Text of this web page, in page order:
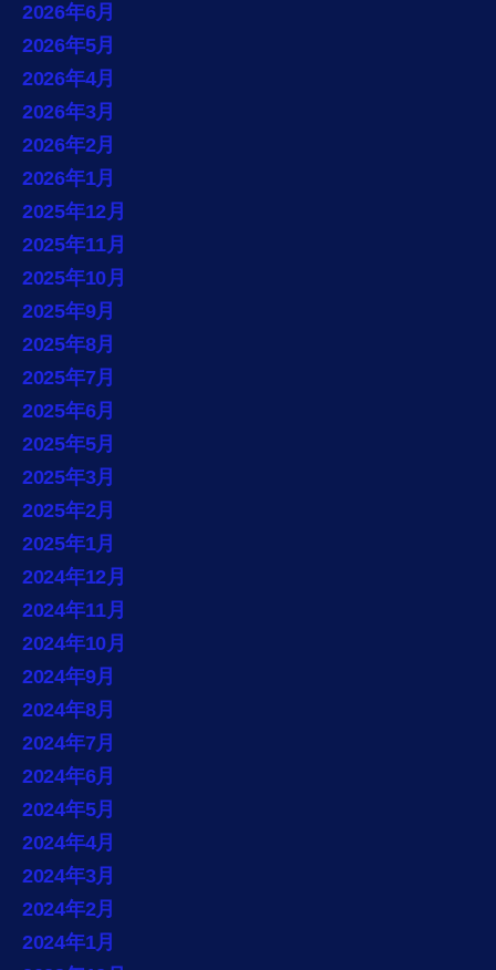
2026年6月
2026年5月
2026年4月
2026年3月
2026年2月
2026年1月
2025年12月
2025年11月
2025年10月
2025年9月
2025年8月
2025年7月
2025年6月
2025年5月
2025年3月
2025年2月
2025年1月
2024年12月
2024年11月
2024年10月
2024年9月
2024年8月
2024年7月
2024年6月
2024年5月
2024年4月
2024年3月
2024年2月
2024年1月